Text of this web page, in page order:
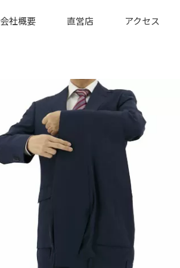
会社概要 直営店 アクセス